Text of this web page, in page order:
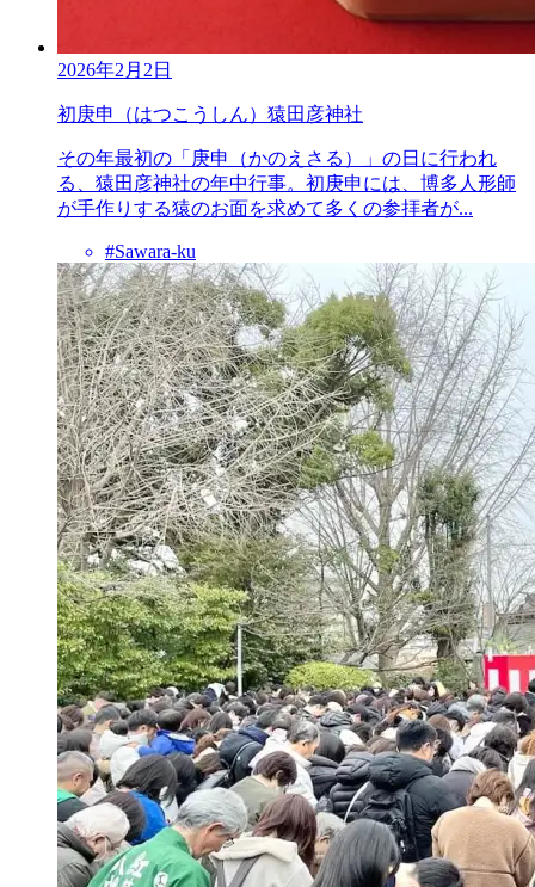
2026年2月2日
初庚申（はつこうしん）猿田彦神社
その年最初の「庚申（かのえさる）」の日に行われ
る、猿田彦神社の年中行事。初庚申には、博多人形師
が手作りする猿のお面を求めて多くの参拝者が...
#Sawara-ku